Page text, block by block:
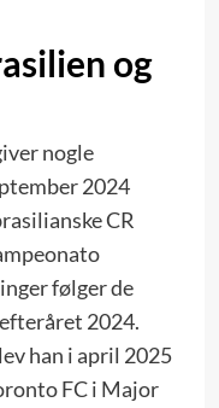
og
nogle
2024
CR
følger de
2024.
han i april 2025
FC i Major